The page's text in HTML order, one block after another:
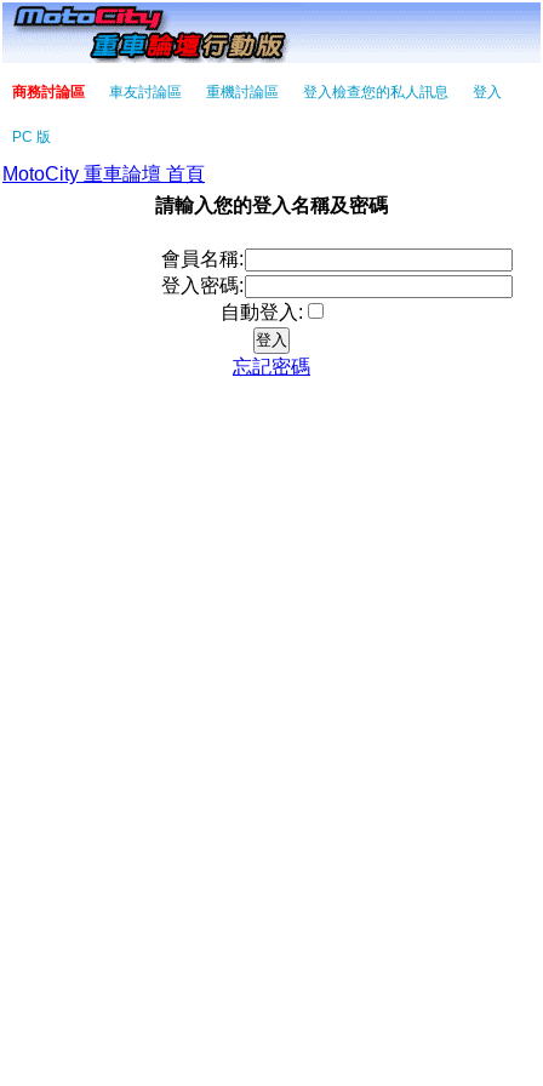
商務討論區 車友討論區 重機討論區 登入檢查您的私人訊息 登入
PC 版
MotoCity 重車論壇 首頁
請輸入您的登入名稱及密碼
會員名稱:
登入密碼:
自動登入:
忘記密碼